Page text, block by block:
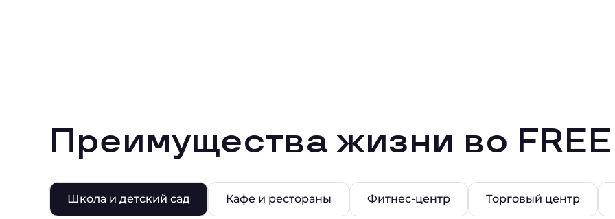
Преимущества жизни во
Школа и детский сад Кафе и рестораны Фитнес-центр Торговый центр